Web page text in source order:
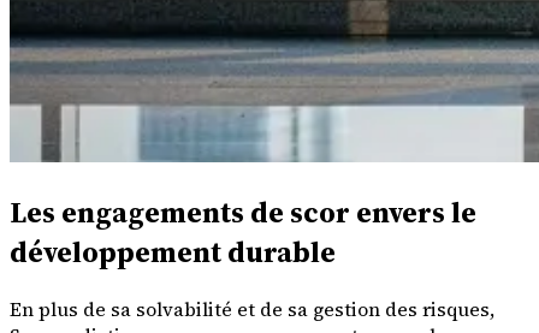
Les engagements de scor envers le
développement durable
En plus de sa solvabilité et de sa gestion des risques,